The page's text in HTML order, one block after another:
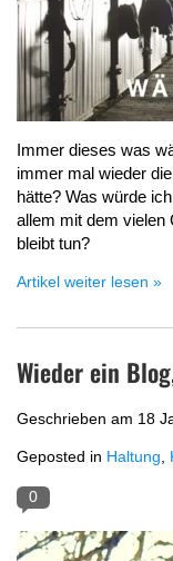
Immer dieses was
immer mal wieder
hätte? Was würde
allem mit dem vielen
bleibt tun?
Artikel weiter lesen »
Wieder ein
Geschrieben am 18
Geposted in Haltung
0